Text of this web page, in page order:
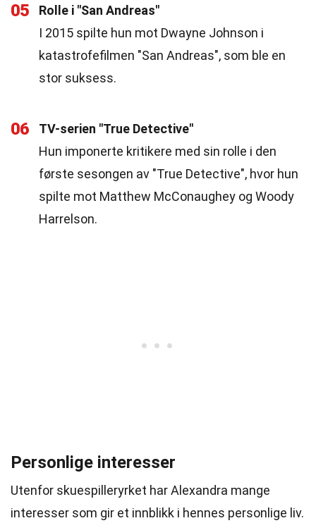
05
Rolle i "San Andreas"
I 2015 spilte hun mot Dwayne Johnson i
katastrofefilmen "San Andreas", som ble en
stor suksess.
06
TV-serien "True Detective"
Hun imponerte kritikere med sin rolle i den
første sesongen av "True Detective", hvor hun
spilte mot Matthew McConaughey og Woody
Harrelson.
Personlige interesser
Utenfor skuespilleryrket har Alexandra mange
interesser som gir et innblikk i hennes personlige liv.